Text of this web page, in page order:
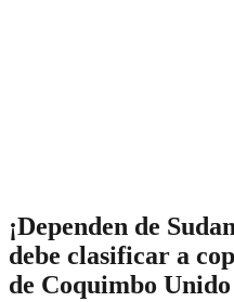
¡Dependen de
debe clasificar a
de Coquimbo Unido